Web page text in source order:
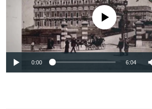
No media source currently
0:00 6:04